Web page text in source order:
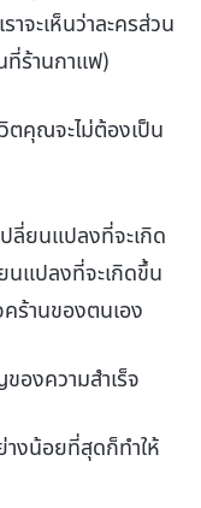
าจะเห็นว่าละครส่วน
ร้านกาแฟ)
ตคุณจะไม่ต้องเป็น
ปลี่ยนแปลงที่จะเกิด
นแปลงที่จะเกิดขึ้น
คร้านของตนเอง
องความสำเร็จ
างน้อยที่สุดก็ทำให้